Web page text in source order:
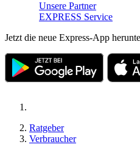
Unsere Partner
EXPRESS Service
Jetzt die neue Express-App
Ratgeber
Verbraucher